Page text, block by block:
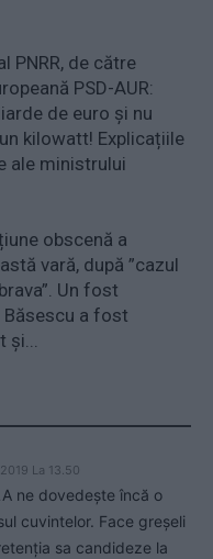
PNRR, de către
PSD-AUR:
de euro și nu
kilowatt! Explicațiile
ale ministrului
obscenă a
vară, după ”cazul
Un fost
a fost
și...
La 13.50
ne dovedește încă o
cuvintelor. Face greșeli
sa candideze la